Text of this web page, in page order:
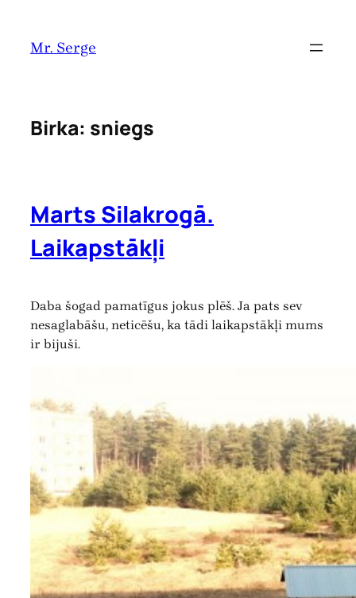
saturu
Mr. Serge
Birka: sniegs
Marts Silakrogā.
Laikapstākļi
Daba šogad pamatīgus jokus plēš. Ja pats sev
nesaglabāšu, neticēšu, ka tādi laikapstākļi mums
ir bijuši.